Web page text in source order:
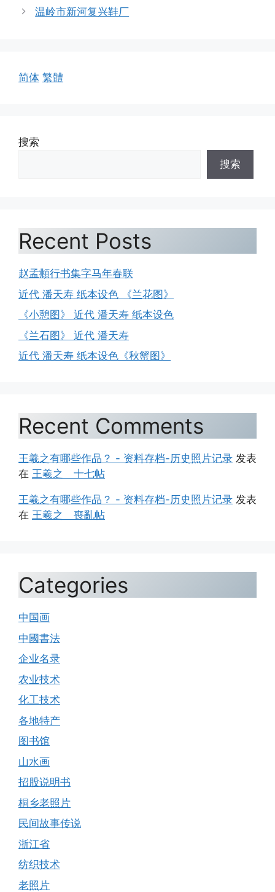
温岭市新河复兴鞋厂
简体 繁體
搜索
搜索
Recent Posts
赵孟頫行书集字马年春联
近代 潘天寿 纸本设色 《兰花图》
《小憩图》 近代 潘天寿 纸本设色
《兰石图》 近代 潘天寿
近代 潘天寿 纸本设色《秋蟹图》
Recent Comments
王羲之有哪些作品？ - 资料存档-历史照片记录 发表
在 王羲之 十七帖
王羲之有哪些作品？ - 资料存档-历史照片记录 发表
在 王羲之 喪亂帖
Categories
中国画
中國書法
企业名录
农业技术
化工技术
各地特产
图书馆
山水画
招股说明书
桐乡老照片
民间故事传说
浙江省
纺织技术
老照片